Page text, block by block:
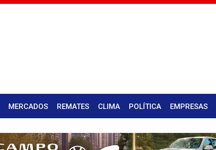
MERCADOS REMATES CLIMA POLÍTICA EMPRESAS